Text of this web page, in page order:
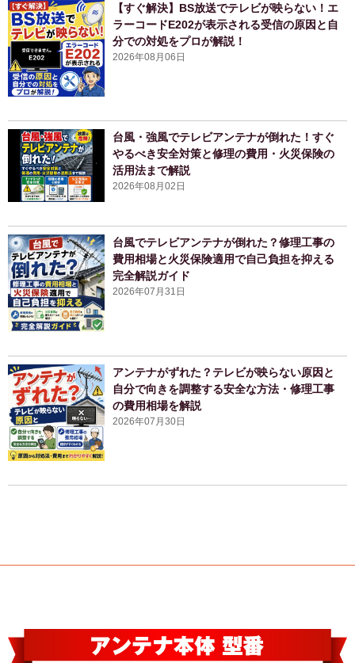
【すぐ解決】BS放送でテレビが映らない！エ
ラーコードE202が表示される受信の原因と自
分での対処をプロが解説！
2026年08月06日
台風・強風でテレビアンテナが倒れた！すぐ
やるべき安全対策と修理の費用・火災保険の
活用法まで解説
2026年08月02日
台風でテレビアンテナが倒れた？修理工事の
費用相場と火災保険適用で自己負担を抑える
完全解説ガイド
2026年07月31日
アンテナがずれた？テレビが映らない原因と
自分で向きを調整する安全な方法・修理工事
の費用相場を解説
2026年07月30日